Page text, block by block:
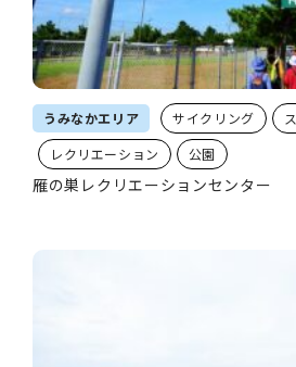
うみなかエリア サイクリング
レクリエーション
公園
雁の巣レクリエーションセンター